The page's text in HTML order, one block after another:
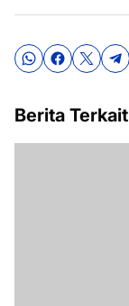
Berita Terkait